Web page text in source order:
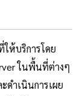
ให้บริการโดย
ในพื้นที่ต่างๆ
ดำเนินการเผย